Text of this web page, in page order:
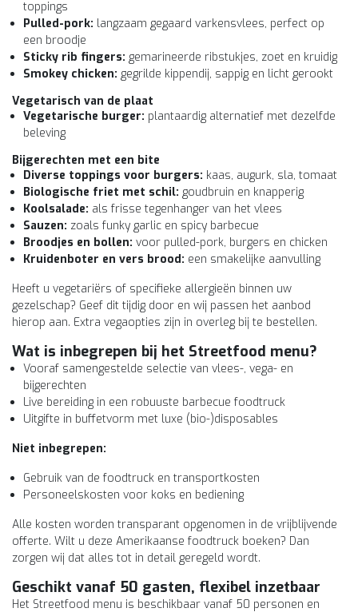
toppings
Pulled-pork: langzaam gegaard varkensvlees, perfect op
een broodje
Sticky rib fingers: gemarineerde ribstukjes, zoet en kruidig
Smokey chicken: gegrilde kippendij, sappig en licht gerookt
Vegetarisch van de plaat
Vegetarische burger: plantaardig alternatief met dezelfde
beleving
Bijgerechten met een bite
Diverse toppings voor burgers: kaas, augurk, sla, tomaat
Biologische friet met schil: goudbruin en knapperig
Koolsalade: als frisse tegenhanger van het vlees
Sauzen: zoals funky garlic en spicy barbecue
Broodjes en bollen: voor pulled-pork, burgers en chicken
Kruidenboter en vers brood: een smakelijke aanvulling
Heeft u vegetariërs of specifieke allergieën binnen uw
gezelschap? Geef dit tijdig door en wij passen het aanbod
hierop aan. Extra vegaopties zijn in overleg bij te bestellen.
Wat is inbegrepen bij het Streetfood menu?
Vooraf samengestelde selectie van vlees-, vega- en
bijgerechten
Live bereiding in een robuuste barbecue foodtruck
Uitgifte in buffetvorm met luxe (bio-)disposables
Niet inbegrepen:
Gebruik van de foodtruck en transportkosten
Personeelskosten voor koks en bediening
Alle kosten worden transparant opgenomen in de vrijblijvende
offerte. Wilt u deze Amerikaanse foodtruck boeken? Dan
zorgen wij dat alles tot in detail geregeld wordt.
Geschikt vanaf 50 gasten, flexibel inzetbaar
Het Streetfood menu is beschikbaar vanaf 50 personen en